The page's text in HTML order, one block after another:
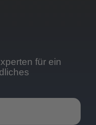
für ein